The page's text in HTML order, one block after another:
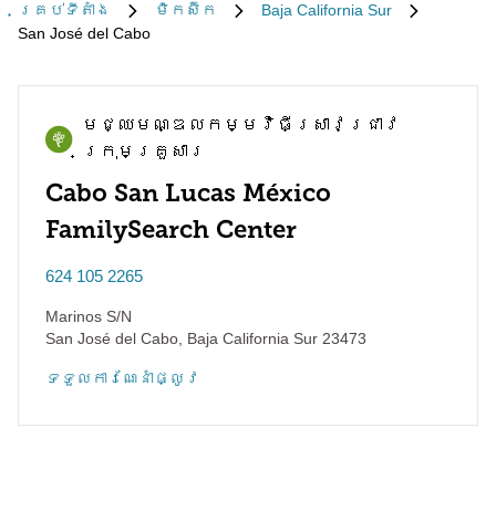
គ្រប់​ទីតាំង ម៉ិកស៊ិក
Baja California Sur
San José del Cabo
មជ្ឈមណ្ឌល​កម្មវិធី​ស្រាវជ្រាវ​
ក្រុមគ្រួសារ
Cabo San Lucas México
FamilySearch Center
624 105 2265
Marinos S/N
San José del Cabo Baja California Sur 23473
ទទួល​ការណែនាំ​ផ្លូវ